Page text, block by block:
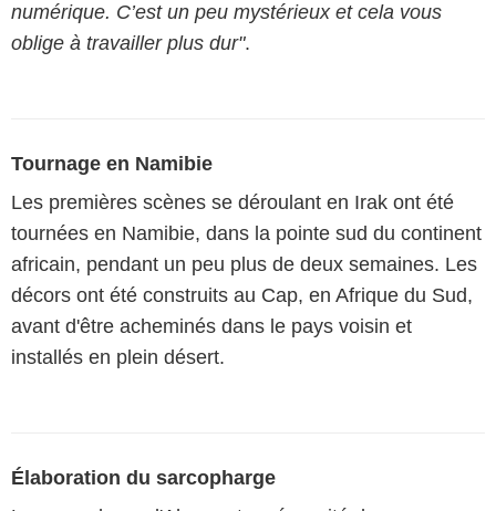
numérique. C’est un peu mystérieux et cela vous
oblige à travailler plus dur".
Tournage en Namibie
Les premières scènes se déroulant en Irak ont été
tournées en Namibie, dans la pointe sud du continent
africain, pendant un peu plus de deux semaines. Les
décors ont été construits au Cap, en Afrique du Sud,
avant d'être acheminés dans le pays voisin et
installés en plein désert.
Élaboration du sarcopharge